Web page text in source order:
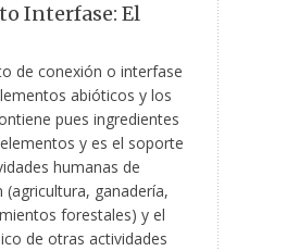
Interfase: El
de conexión o interfase
abióticos y los
pues ingredientes
y es el soporte
humanas de
(agricultura, ganadería,
forestales) y el
de otras actividades